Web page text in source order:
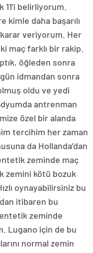
belirliyorum.
kimle daha başarılı
veriyorum. Her
maç farklı bir rakip.
öğleden sonra
idmandan sonra
oldu ve yedi
antrenman
özel bir alanda
tercihim her zaman
da Hollanda’dan
zeminde maç
zemini kötü bozuk
oynayabilirsiniz bu
itibaren bu
zeminde
Lugano için de bu
normal zemin